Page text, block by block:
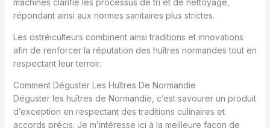
machines clarifie les processus de tri et de nettoyage,
répondant ainsi aux normes sanitaires plus strictes.
Les ostréiculteurs combinent ainsi traditions et innovations
afin de renforcer la réputation des huîtres normandes tout en
respectant leur terroir.
Comment Déguster Les Huîtres De Normandie
Déguster les huîtres de Normandie, c’est savourer un produit
d’exception en respectant des traditions culinaires et
accords précis. Je m’intéresse ici à la meilleure façon de